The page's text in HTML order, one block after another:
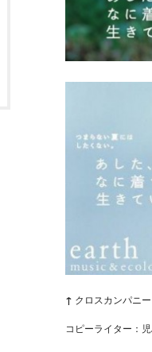
↑ クロスカンパニ
コピーライター：